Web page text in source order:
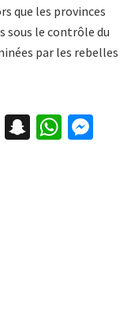
que les provinces
sous le contrôle du
par les rebelles
Li S W